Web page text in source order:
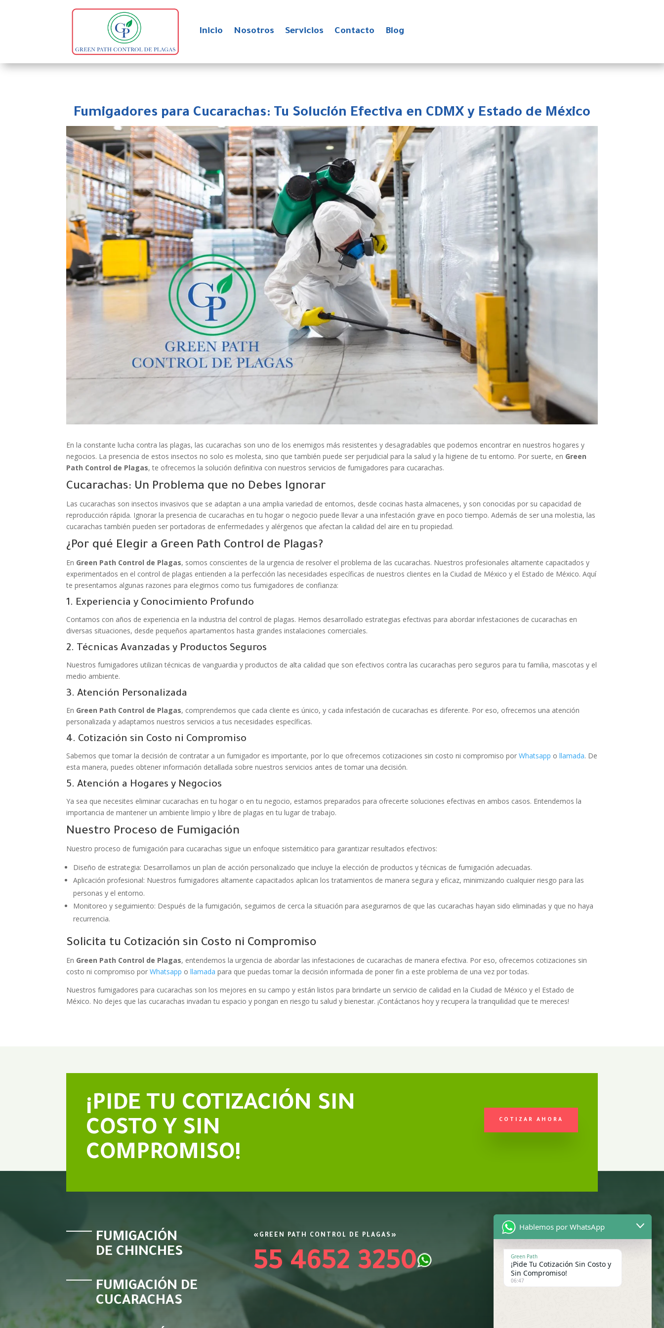
Inicio Nosotros Servicios Contacto Blog
Fumigadores para Cucarachas: Tu Solución Efectiva en CDMX y Estado de México
En la constante lucha contra las plagas, las cucarachas son uno de los enemigos más resistentes y desagradables que podemos encontrar en nuestros hogares y
negocios. La presencia de estos insectos no solo es molesta, sino que también puede ser perjudicial para la salud y la higiene de tu entorno. Por suerte, en Green
Path Control de Plagas, te ofrecemos la solución definitiva con nuestros servicios de fumigadores para cucarachas.
Cucarachas: Un Problema que no Debes Ignorar
Las cucarachas son insectos invasivos que se adaptan a una amplia variedad de entornos, desde cocinas hasta almacenes, y son conocidas por su capacidad de
reproducción rápida. Ignorar la presencia de cucarachas en tu hogar o negocio puede llevar a una infestación grave en poco tiempo. Además de ser una molestia, las
cucarachas también pueden ser portadoras de enfermedades y alérgenos que afectan la calidad del aire en tu propiedad.
¿Por qué Elegir a Green Path Control de Plagas?
En Green Path Control de Plagas, somos conscientes de la urgencia de resolver el problema de las cucarachas. Nuestros profesionales altamente capacitados y
experimentados en el control de plagas entienden a la perfección las necesidades específicas de nuestros clientes en la Ciudad de México y el Estado de México. Aquí
te presentamos algunas razones para elegirnos como tus fumigadores de confianza:
1. Experiencia y Conocimiento Profundo
Contamos con años de experiencia en la industria del control de plagas. Hemos desarrollado estrategias efectivas para abordar infestaciones de cucarachas en
diversas situaciones, desde pequeños apartamentos hasta grandes instalaciones comerciales.
2. Técnicas Avanzadas y Productos Seguros
Nuestros fumigadores utilizan técnicas de vanguardia y productos de alta calidad que son efectivos contra las cucarachas pero seguros para tu familia, mascotas y el
medio ambiente.
3. Atención Personalizada
En Green Path Control de Plagas, comprendemos que cada cliente es único, y cada infestación de cucarachas es diferente. Por eso, ofrecemos una atención
personalizada y adaptamos nuestros servicios a tus necesidades específicas.
4. Cotización sin Costo ni Compromiso
Sabemos que tomar la decisión de contratar a un fumigador es importante, por lo que ofrecemos cotizaciones sin costo ni compromiso porWhatsapp ollamada. De
esta manera, puedes obtener información detallada sobre nuestros servicios antes de tomar una decisión.
5. Atención a Hogares y Negocios
Ya sea que necesites eliminar cucarachas en tu hogar o en tu negocio, estamos preparados para ofrecerte soluciones efectivas en ambos casos. Entendemos la
importancia de mantener un ambiente limpio y libre de plagas en tu lugar de trabajo.
Nuestro Proceso de Fumigación
Nuestro proceso de fumigación para cucarachas sigue un enfoque sistemático para garantizar resultados efectivos:
Diseño de estrategia: Desarrollamos un plan de acción personalizado que incluye la elección de productos y técnicas de fumigación adecuadas.
Aplicación profesional: Nuestros fumigadores altamente capacitados aplican los tratamientos de manera segura y eficaz, minimizando cualquier riesgo para las
personas y el entorno.
Monitoreo y seguimiento: Después de la fumigación, seguimos de cerca la situación para asegurarnos de que las cucarachas hayan sido eliminadas y que no haya
recurrencia.
Solicita tu Cotización sin Costo ni Compromiso
En Green Path Control de Plagas, entendemos la urgencia de abordar las infestaciones de cucarachas de manera efectiva. Por eso, ofrecemos cotizaciones sin
costo ni compromiso porWhatsapp ollamada para que puedas tomar la decisión informada de poner fin a este problema de una vez por todas.
Nuestros fumigadores para cucarachas son los mejores en su campo y están listos para brindarte un servicio de calidad en la Ciudad de México y el Estado de
México. No dejes que las cucarachas invadan tu espacio y pongan en riesgo tu salud y bienestar. ¡Contáctanos hoy y recupera la tranquilidad que te mereces!
¡PIDE TU COTIZACIÓN SIN
COSTO Y SIN
COMPROMISO!
COTIZAR AHORA
FUMIGACIÓN
DE CHINCHES
FUMIGACIÓN DE
CUCARACHAS
«GREEN PATH CONTROL DE PLAGAS»
55 4652 3250
Hablemos por WhatsApp
Green Path
¡Pide Tu Cotización Sin Costo y
Sin Compromiso!
06:47